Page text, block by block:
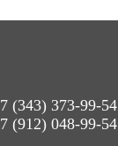
(343) 373-99-54
(912) 048-99-54